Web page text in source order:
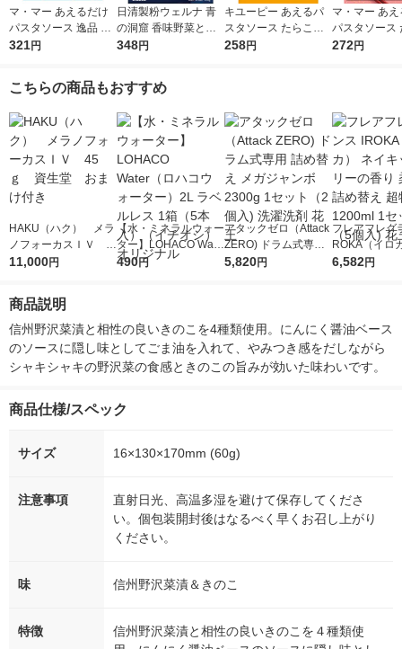
マ・マー あえるだけ
パスタソース 逸品 ご
ま香る大葉ソース ＜1
321円
日清製粉ウェルナ 青
の洞窟 香味野菜とハ
ーブ引き立つボロネー
348円
キユーピー あえるパ
スタソース たらこ（1
人前×2）1個
258円
マ・マー あ
パスタソース
クリーム 生風
272円
こちらの商品もおすすめ
HAKU（ハク） メラ
ノフォーカスＩＶ 4
5ｇ 資生堂 おまけ
11,000円
【水・ミネラルウォー
ター】LOHACO Wate
r（ロハコウォータ
490円
アタックゼロ（Attack
ZERO) ドラム式専用
詰め替え メガジャン
5,820円
フレアフレグ
ROKA（イロ
イキッドリリ
6,582円
商品説明
信州野沢菜漬と相性の良いきのこを4種類使用。にんにく醤油ベース
のソースに隠し味としてごま油を入れて、やみつき感をだしながら
シャキシャキの野沢菜の食感ときのこの旨みが効いた味わいです。
商品仕様/スペック
サイズ 16×130×170mm (60g)
注意事項
直射日光、高温多湿を避けて保存してくださ
い。個包装開封後はなるべく早くお召し上がり
ください。
味 信州野沢菜漬＆きのこ
特徴
信州野沢菜漬と相性の良いきのこを４種類使